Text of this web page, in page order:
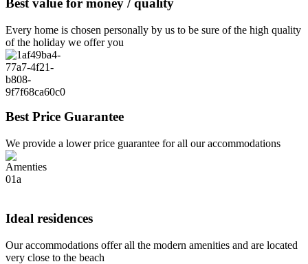
Best value for money / quality
Every home is chosen personally by us to be sure of the high quality
of the holiday we offer you
Best Price Guarantee
We provide a lower price guarantee for all our accommodations
Ideal residences
Our accommodations offer all the modern amenities and are located
very close to the beach